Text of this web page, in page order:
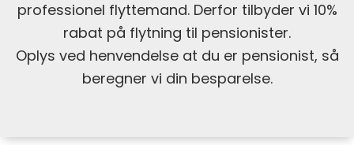
professionel flyttemand. Derfor tilbyder vi 10%
rabat på flytning til pensionister.
Oplys ved henvendelse at du er pensionist, så
beregner vi din besparelse.